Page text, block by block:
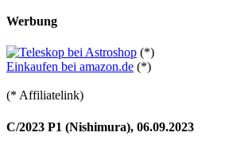
Werbung
(*)
Einkaufen bei amazon.de (*)
(* Affiliatelink)
C/2023 P1 (Nishimura), 06.09.2023